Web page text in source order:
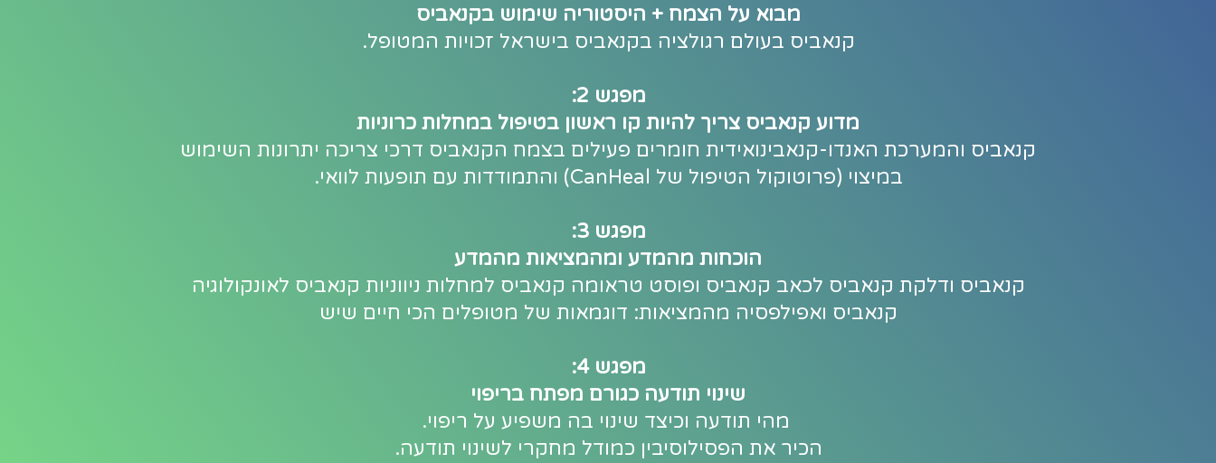
מבוא על הצמח + היסטוריה שימוש בקנאביס
קנאביס בעולם רגולציה בקנאביס בישראל זכויות המטופל.
מפגש 2:
מדוע קנאביס צריך להיות קו ראשון בטיפול במחלות כרוניות
קנאביס והמערכת האנדו-קנאבינואידית חומרים פעילים בצמח הקנאביס דרכי צריכה יתרונות השימוש
במיצוי (פרוטוקול הטיפול של CanHeal) והתמודדות עם תופעות לוואי.
מפגש 3:
הוכחות מהמדע ומהמציאות מהמדע
קנאביס ודלקת קנאביס לכאב קנאביס ופוסט טראומה קנאביס למחלות ניווניות קנאביס לאונקולוגיה
קנאביס ואפילפסיה מהמציאות: דוגמאות של מטופלים הכי חיים שיש
מפגש 4:
שינוי תודעה כגורם מפתח בריפוי
מהי תודעה וכיצד שינוי בה משפיע על ריפוי.
הכיר את הפסילוסיבין כמודל מחקרי לשינוי תודעה.